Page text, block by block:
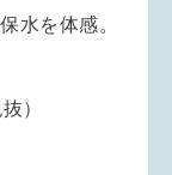
水を体感。
）